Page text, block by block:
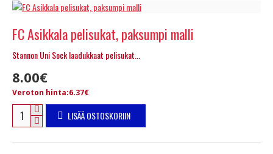
FC Asikkala pelisukat, paksumpi malli
Stannon Uni Sock laadukkaat pelisukat...
8.00€
Veroton hinta:6.37€
LISÄÄ OSTOSKORIIN